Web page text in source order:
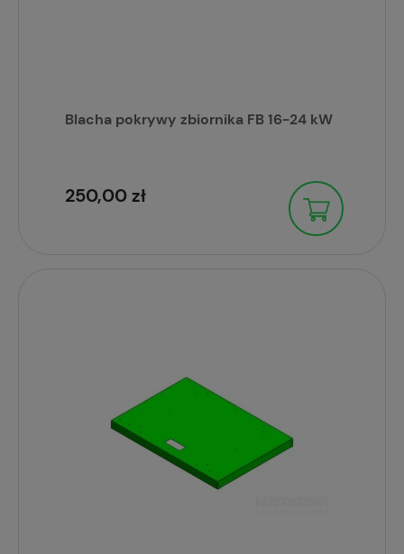
Blacha pokrywy zbiornika FB 16-24 kW
250,00 zł